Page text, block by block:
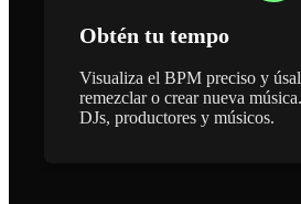
Obtén tu tempo
Visualiza el BPM preciso y
remezclar o crear nueva
DJs, productores y músicos.